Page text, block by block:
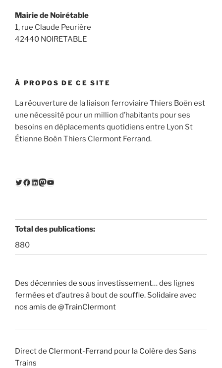
Mairie de Noirétable
1, rue Claude Peurière
42440 NOIRETABLE
À PROPOS DE CE SITE
La réouverture de la liaison ferroviaire Thiers Boën est
une nécessité pour un million d’habitants pour ses
besoins en déplacements quotidiens entre Lyon St
Étienne Boën Thiers Clermont Ferrand.
Twitter
Facebook
LinkedIn
Mastodon
YouTube
Total des publications:
880
Des décennies de sous investissement… des lignes
fermées et d’autres à bout de souffle. Solidaire avec
nos amis de @TrainClermont
Direct de Clermont-Ferrand pour la Colère des Sans
Trains